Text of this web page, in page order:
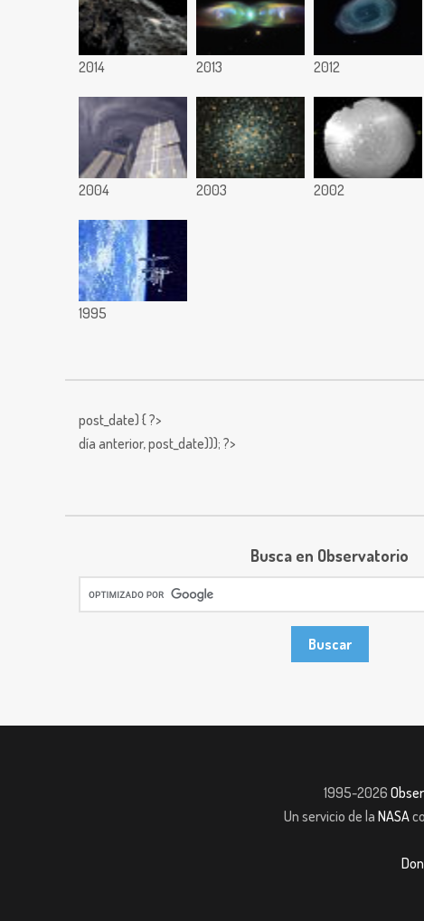
2014 2013 2012
2004 2003 2002
1995
post_date) { ?>
día anterior,post_date))); ?>
Busca en Observatorio
1995-2026
Un servicio de la NASA